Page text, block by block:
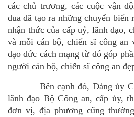
các chủ trương, các cuộc vận
đua đã tạo ra những chuyển
nhận thức của cấp uỷ, lãnh đạo,
và mỗi cán bộ, chiến sĩ công an
đạo đức cách mạng từ đó góp
người cán bộ, chiến sĩ công an
Bên cạnh đó, Đảng ủy
lãnh đạo Bộ Công an, cấp ủy,
đơn vị, địa phương cũng